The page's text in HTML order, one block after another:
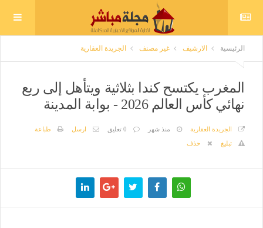
الرئيسية الارشيف غير مصنف الجريدة العقارية
المغرب يكتسح كندا بثلاثية ويتأهل إلى ربع
نهائي كأس العالم 2026 - بوابة المدينة
الجريدة العقارية منذ شهر 0 تعليق ارسل
طباعة
تبليغ
حذف